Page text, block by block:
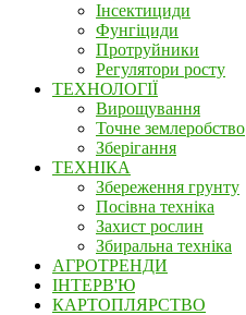
Інсектициди
Фунгіциди
Протруйники
Регулятори росту
ТЕХНОЛОГІЇ
Вирощування
Точне землеробство
Зберігання
ТЕХНІКА
Збереження грунту
Посівна техніка
Захист рослин
Збиральна техніка
АГРОТРЕНДИ
ІНТЕРВ'Ю
КАРТОПЛЯРСТВО